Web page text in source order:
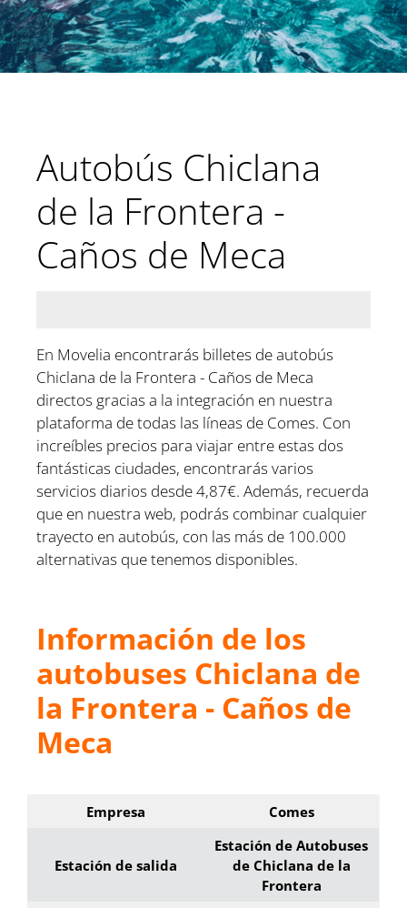
Autobús Chiclana
de la Frontera -
Caños de Meca
En Movelia encontrarás billetes de autobús
Chiclana de la Frontera - Caños de Meca
directos gracias a la integración en nuestra
plataforma de todas las líneas de Comes. Con
increíbles precios para viajar entre estas dos
fantásticas ciudades, encontrarás varios
servicios diarios desde 4,87€. Además, recuerda
que en nuestra web, podrás combinar cualquier
trayecto en autobús, con las más de 100.000
alternativas que tenemos disponibles.
Información de los
autobuses Chiclana de
la Frontera - Caños de
Meca
Empresa Comes
Estación de salida
Estación de Autobuses
de Chiclana de la
Frontera